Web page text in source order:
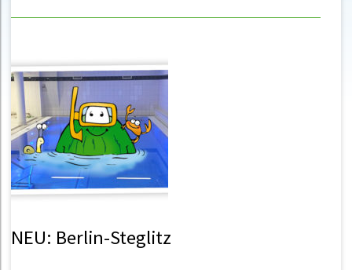
NEU: Berlin-Steglitz